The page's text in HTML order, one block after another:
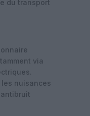
du transport
via
les nuisances